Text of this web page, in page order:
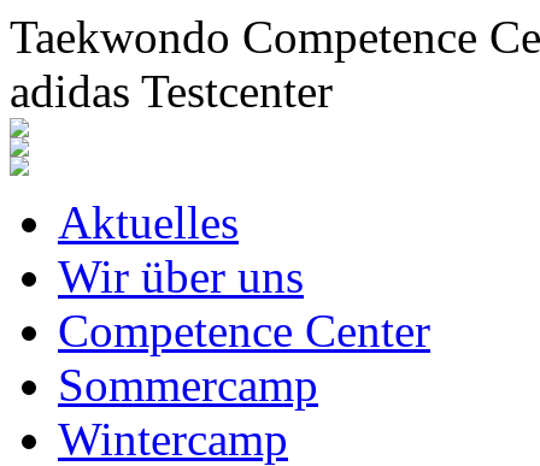
Taekwondo Competence
adidas Testcenter
Aktuelles
Wir über uns
Competence Center
Sommercamp
Wintercamp